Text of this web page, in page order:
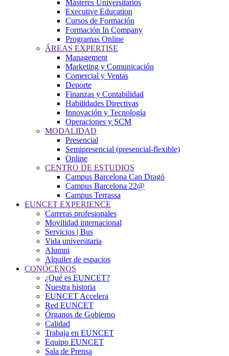
Másteres Universitarios
Executive Education
Cursos de Formación
Formación In Company
Programas Online
ÁREAS EXPERTISE
Management
Marketing y Comunicación
Comercial y Ventas
Deporte
Finanzas y Contabilidad
Habilidades Directivas
Innovación y Tecnología
Operaciones y SCM
MODALIDAD
Presencial
Semipresencial (presencial-flexible)
Online
CENTRO DE ESTUDIOS
Campus Barcelona Can Dragó
Campus Barcelona 22@
Campus Terrassa
EUNCET EXPERIENCE
Carreras profesionales
Movilidad internacional
Servicios | Bus
Vida universitaria
Alumni
Alquiler de espacios
CONÓCENOS
¿Qué es EUNCET?
Nuestra historia
EUNCET Accelera
Red EUNCET
Órganos de Gobierno
Calidad
Trabaja en EUNCET
Equipo EUNCET
Sala de Prensa